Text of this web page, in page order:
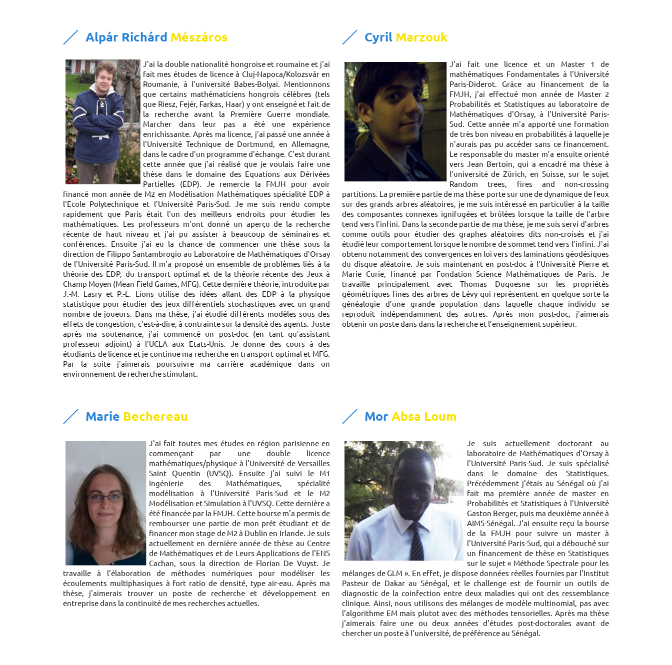
Alpár Richárd Mészáros
J'ai la double nationalité hongroise et roumaine et j'ai
fait mes études de licence à Cluj-Napoca/Kolozsvár en
Roumanie, à l'université Babes-Bolyai. Mentionnons
que certains mathématiciens hongrois célèbres (tels
que Riesz, Fejér, Farkas, Haar) y ont enseigné et fait de
la recherche avant la Première Guerre mondiale.
Marcher dans leur pas a été une expérience
enrichissante. Après ma licence, j'ai passé une année à
l'Université Technique de Dortmund, en Allemagne,
dans le cadre d'un programme d'échange. C'est durant
cette année que j'ai réalisé que je voulais faire une
thèse dans le domaine des Equations aux Dérivées
Partielles (EDP). Je remercie la FMJH pour avoir
financé mon année de M2 en Modélisation Mathématiques spécialité EDP à
l'Ecole Polytechnique et l'Université Paris-Sud. Je me suis rendu compte
rapidement que Paris était l'un des meilleurs endroits pour étudier les
mathématiques. Les professeurs m'ont donné un aperçu de la recherche
récente de haut niveau et j'ai pu assister à beaucoup de séminaires et
conférences. Ensuite j'ai eu la chance de commencer une thèse sous la
direction de Filippo Santambrogio au Laboratoire de Mathématiques d'Orsay
de l'Université Paris-Sud. Il m'a proposé un ensemble de problèmes liés à la
théorie des EDP, du transport optimal et de la théorie récente des Jeux à
Champ Moyen (Mean Field Games, MFG). Cette dernière théorie, introduite par
J.-M. Lasry et P.-L. Lions utilise des idées allant des EDP à la physique
statistique pour étudier des jeux différentiels stochastiques avec un grand
nombre de joueurs. Dans ma thèse, j'ai étudié différents modèles sous des
effets de congestion, c'est-à-dire, à contrainte sur la densité des agents. Juste
après ma soutenance, j'ai commencé un post-doc (en tant qu'assistant
professeur adjoint) à l'UCLA aux Etats-Unis. Je donne des cours à des
étudiants de licence et je continue ma recherche en transport optimal et MFG.
Par la suite j'aimerais poursuivre ma carrière académique dans un
environnement de recherche stimulant.
Cyril Marzouk
J'ai fait une licence et un Master 1 de
mathématiques Fondamentales à l'Université
Paris-Diderot. Grâce au financement de la
FMJH, j'ai effectué mon année de Master 2
Probabilités et Statistiques au laboratoire de
Mathématiques d'Orsay, à l'Université Paris-
Sud. Cette année m'a apporté une formation
de très bon niveau en probabilités à laquelle je
n’aurais pas pu accéder sans ce financement.
Le responsable du master m’a ensuite orienté
vers Jean Bertoin, qui a encadré ma thèse à
l’université de Zürich, en Suisse, sur le sujet
Random trees, fires and non-crossing
partitions. La première partie de ma thèse porte sur une de dynamique de feux
sur des grands arbres aléatoires, je me suis intéressé en particulier à la taille
des composantes connexes ignifugées et brûlées lorsque la taille de l’arbre
tend vers l’infini. Dans la seconde partie de ma thèse, je me suis servi d’arbres
comme outils pour étudier des graphes aléatoires dits non-croisés et j'ai
étudié leur comportement lorsque le nombre de sommet tend vers l’infini. J'ai
obtenu notamment des convergences en loi vers des laminations géodésiques
du disque aléatoire. Je suis maintenant en post-doc à l'Université Pierre et
Marie Curie, financé par Fondation Science Mathématiques de Paris. Je
travaille principalement avec Thomas Duquesne sur les propriétés
géométriques fines des arbres de Lévy qui représentent en quelque sorte la
généalogie d’une grande population dans laquelle chaque individu se
reproduit indépendamment des autres. Après mon post-doc, j'aimerais
obtenir un poste dans dans la recherche et l’enseignement supérieur.
Marie Bechereau
J'ai fait toutes mes études en région parisienne en
commençant par une double licence
mathématiques/physique à l'Université de Versailles
Saint Quentin (UVSQ). Ensuite j'ai suivi le M1
Ingénierie des Mathématiques, spécialité
modélisation à l'Université Paris-Sud et le M2
Modélisation et Simulation à l'UVSQ. Cette dernière a
été financée par la FMJH. Cette bourse m'a permis de
rembourser une partie de mon prêt étudiant et de
financer mon stage de M2 à Dublin en Irlande. Je suis
actuellement en dernière année de thèse au Centre
de Mathématiques et de Leurs Applications de l'ENS
Cachan, sous la direction de Florian De Vuyst. Je
travaille à l'élaboration de méthodes numériques pour modéliser les
écoulements multiphasiques à fort ratio de densité, type air-eau. Après ma
thèse, j'aimerais trouver un poste de recherche et développement en
entreprise dans la continuité de mes recherches actuelles.
Mor Absa Loum
Je suis actuellement doctorant au
laboratoire de Mathématiques d'Orsay à
l'Université Paris-Sud. Je suis spécialisé
dans le domaine des Statistiques.
Précédemment j'étais au Sénégal où j'ai
fait ma première année de master en
Probabilités et Statistiques à l'Université
Gaston Berger, puis ma deuxième année à
AIMS-Sénégal. J'ai ensuite reçu la bourse
de la FMJH pour suivre un master à
l'Université Paris-Sud, qui a débouché sur
un financement de thèse en Statistiques
sur le sujet « Méthode Spectrale pour les
mélanges de GLM ». En effet, je dispose données réelles fournies par l'Institut
Pasteur de Dakar au Sénégal, et le challenge est de fournir un outils de
diagnostic de la coinfection entre deux maladies qui ont des ressemblance
clinique. Ainsi, nous utilisons des mélanges de modèle multinomial, pas avec
l'algorithme EM mais plutot avec des méthodes tensorielles. Après ma thèse
j'aimerais faire une ou deux années d'études post-doctorales avant de
chercher un poste à l'université, de préférence au Sénégal.